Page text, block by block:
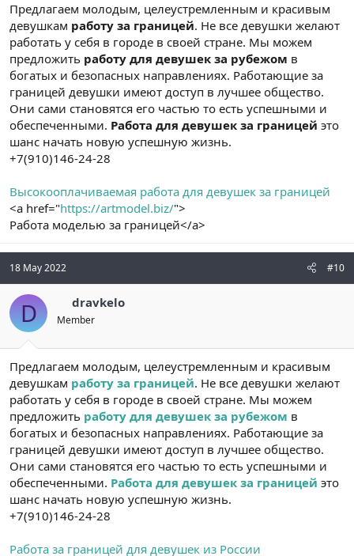
Предлагаем молодым, целеустремленным и красивым
девушкам работу за границей. Не все девушки желают
работать у себя в городе в своей стране. Мы можем
предложить работу для девушек за рубежом в
богатых и безопасных направлениях. Работающие за
границей девушки имеют доступ в лучшее общество.
Они сами становятся его частью то есть успешными и
обеспеченными. Работа для девушек за границей это
шанс начать новую успешную жизнь.
+7(910)146-24-28
Высокооплачиваемая работа для девушек за границей
<a href="https://artmodel.biz/">
Работа моделью за границей</a>
18 May 2022 #10
D dravkelo
Member
Предлагаем молодым, целеустремленным и красивым
девушкам работу за границей. Не все девушки желают
работать у себя в городе в своей стране. Мы можем
предложить работу для девушек за рубежом в
богатых и безопасных направлениях. Работающие за
границей девушки имеют доступ в лучшее общество.
Они сами становятся его частью то есть успешными и
обеспеченными. Работа для девушек за границей это
шанс начать новую успешную жизнь.
+7(910)146-24-28
Работа за границей для девушек из России